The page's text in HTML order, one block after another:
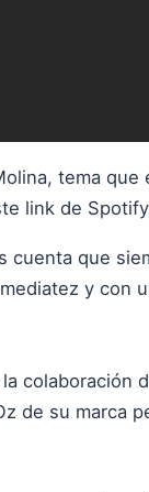
tema
link de Spotify
que
y con
colaboración
de su marca